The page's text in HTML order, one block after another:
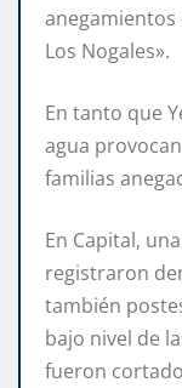
Los Nogales».
En tanto que
agua
familias
En Capital,
registraron
también
bajo nivel de
fueron